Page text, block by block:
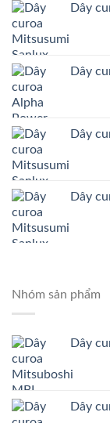
Dây
Dây
Dây
Dây
Nhóm sản phẩm
Dây
Dây